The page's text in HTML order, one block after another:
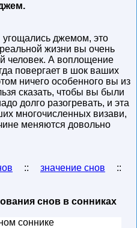
угощались джемом, это
жизни вы очень
человек. А воплощение
повергает в шок ваших
ничего особенного вы из
сказать, чтобы вы были
долго разогревать, и эта
многочисленных визави,
меняются довольно
:: значение снов
::
снов в сонниках
соннике